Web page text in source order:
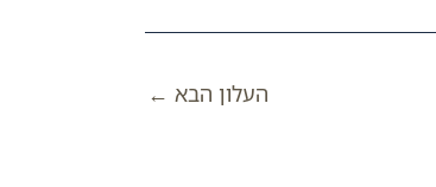
העלון הבא ←